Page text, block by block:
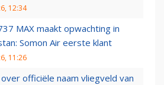
12:34
MAX maakt opwachting in
Somon Air eerste klant
11:26
officiële naam vliegveld van